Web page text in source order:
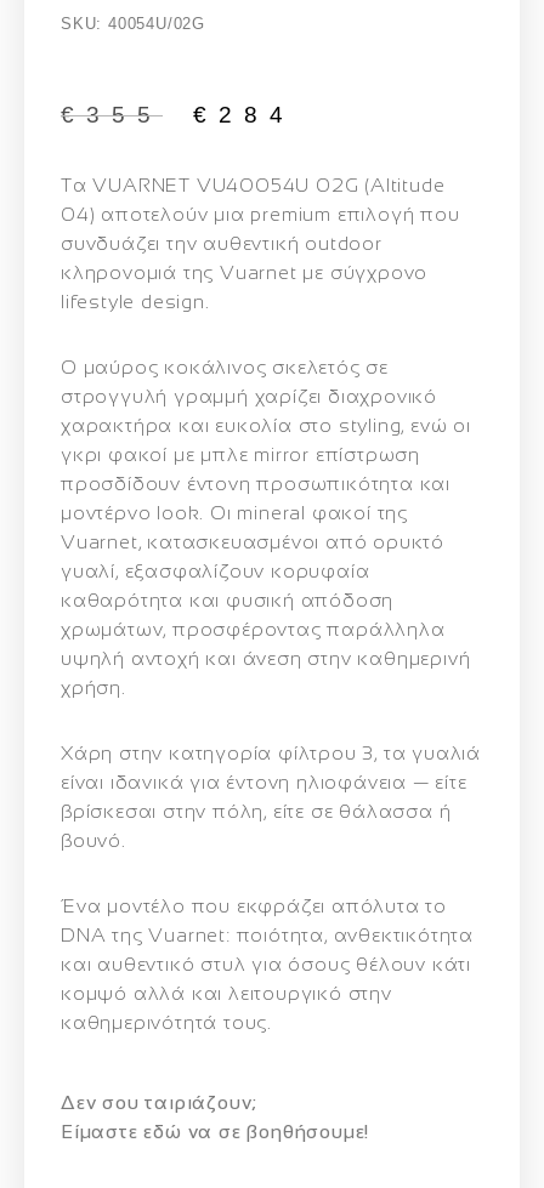
SKU: 40054U/02G
€355 € 284
Τα VUARNET VU40054U 02G (Altitude
04) αποτελούν μια premium επιλογή που
συνδυάζει την αυθεντική outdoor
κληρονομιά της Vuarnet με σύγχρονο
lifestyle design.
Ο μαύρος κοκάλινος σκελετός σε
στρογγυλή γραμμή χαρίζει διαχρονικό
χαρακτήρα και ευκολία στο styling, ενώ οι
γκρι φακοί με μπλε mirror επίστρωση
προσδίδουν έντονη προσωπικότητα και
μοντέρνο look. Οι mineral φακοί της
Vuarnet, κατασκευασμένοι από ορυκτό
γυαλί, εξασφαλίζουν κορυφαία
καθαρότητα και φυσική απόδοση
χρωμάτων, προσφέροντας παράλληλα
υψηλή αντοχή και άνεση στην καθημερινή
χρήση.
Χάρη στην κατηγορία φίλτρου 3, τα γυαλιά
είναι ιδανικά για έντονη ηλιοφάνεια — είτε
βρίσκεσαι στην πόλη, είτε σε θάλασσα ή
βουνό.
Ένα μοντέλο που εκφράζει απόλυτα το
DNA της Vuarnet: ποιότητα, ανθεκτικότητα
και αυθεντικό στυλ για όσους θέλουν κάτι
κομψό αλλά και λειτουργικό στην
καθημερινότητά τους.
Δεν σου ταιριάζουν;
Eίμαστε εδώ να σε βοηθήσουμε!